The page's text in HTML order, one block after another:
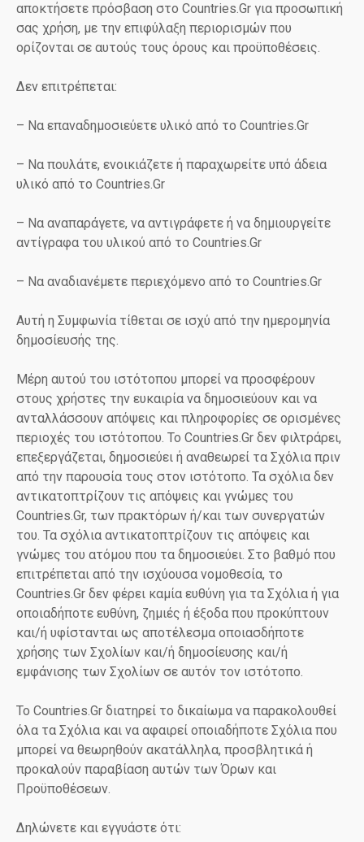
αποκτήσετε πρόσβαση στο Countries.Gr για προσωπική
σας χρήση, με την επιφύλαξη περιορισμών που
ορίζονται σε αυτούς τους όρους και προϋποθέσεις.
Δεν επιτρέπεται:
– Να επαναδημοσιεύετε υλικό από το Countries.Gr
– Να πουλάτε, ενοικιάζετε ή παραχωρείτε υπό άδεια
υλικό από το Countries.Gr
– Να αναπαράγετε, να αντιγράφετε ή να δημιουργείτε
αντίγραφα του υλικού από το Countries.Gr
– Να αναδιανέμετε περιεχόμενο από το Countries.Gr
Αυτή η Συμφωνία τίθεται σε ισχύ από την ημερομηνία
δημοσίευσής της.
Μέρη αυτού του ιστότοπου μπορεί να προσφέρουν
στους χρήστες την ευκαιρία να δημοσιεύουν και να
ανταλλάσσουν απόψεις και πληροφορίες σε ορισμένες
περιοχές του ιστότοπου. Το Countries.Gr δεν φιλτράρει,
επεξεργάζεται, δημοσιεύει ή αναθεωρεί τα Σχόλια πριν
από την παρουσία τους στον ιστότοπο. Τα σχόλια δεν
αντικατοπτρίζουν τις απόψεις και γνώμες του
Countries.Gr, των πρακτόρων ή/και των συνεργατών
του. Τα σχόλια αντικατοπτρίζουν τις απόψεις και
γνώμες του ατόμου που τα δημοσιεύει. Στο βαθμό που
επιτρέπεται από την ισχύουσα νομοθεσία, το
Countries.Gr δεν φέρει καμία ευθύνη για τα Σχόλια ή για
οποιαδήποτε ευθύνη, ζημιές ή έξοδα που προκύπτουν
και/ή υφίστανται ως αποτέλεσμα οποιασδήποτε
χρήσης των Σχολίων και/ή δημοσίευσης και/ή
εμφάνισης των Σχολίων σε αυτόν τον ιστότοπο.
Το Countries.Gr διατηρεί το δικαίωμα να παρακολουθεί
όλα τα Σχόλια και να αφαιρεί οποιαδήποτε Σχόλια που
μπορεί να θεωρηθούν ακατάλληλα, προσβλητικά ή
προκαλούν παραβίαση αυτών των Όρων και
Προϋποθέσεων.
Δηλώνετε και εγγυάστε ότι: